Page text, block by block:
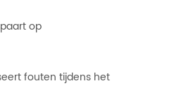
op
fouten tijdens het